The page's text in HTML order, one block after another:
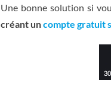
Une bonne solution si
créant uncompte gratuit